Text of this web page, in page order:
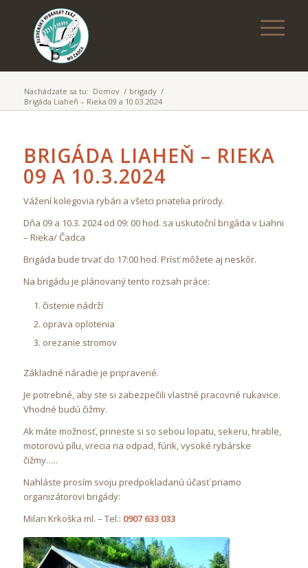
Nachádzate sa tu: Domov / brigady /
Brigáda Liaheň – Rieka 09 a 10.03.2024
BRIGÁDA LIAHEŇ – RIEKA
09 A 10.3.2024
Vážení kolegovia rybári a všetci priatelia prírody.
Dňa 09 a 10.3. 2024 od 09: 00 hod. sa uskutoční brigáda v Liahni
– Rieka/ Čadca
Brigáda bude trvať do 17:00 hod. Prísť môžete aj neskôr.
Na brigádu je plánovaný tento rozsah práce:
čistenie nádrží
oprava oplotenia
orezanie stromov
Základné náradie je pripravené.
Je potrebné, aby ste si zabezpečili vlastné pracovné rukavice.
Vhodné budú čižmy.
Ak máte možnosť, prineste si so sebou lopatu, sekeru, hrable,
motorovú pílu, vrecia na odpad, fúrik, vysoké rybárske
čižmy…..
Nahláste prosím svoju predpokladanú účasť priamo
organizátorovi brigády:
Milan Krkoška ml. – Tel.: 0907 633 033